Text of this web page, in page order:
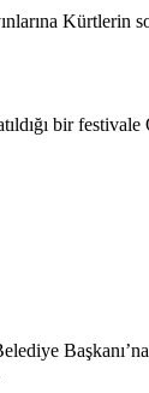
Kürtlerin
bir festivale